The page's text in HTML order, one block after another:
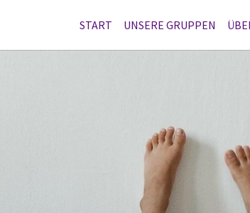
START
UNSERE GRUPPEN